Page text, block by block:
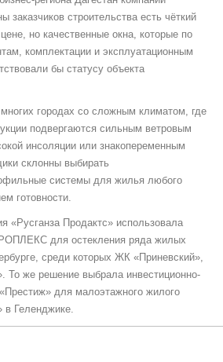
строительства есть чёткий
но качественные окна, которые по
комплектации и эксплуатационным
бы статусу объекта
городах со сложным климатом, где
подвергаются сильным ветровым
инсоляции или знакопеременным
склонны выбирать
системы для жилья любого
готовности.
«Русганза Продактс» использовала
для остекления ряда жилых
среди которых ЖК «Приневский»,
То же решение выбрала инвестиционно-
для малоэтажного жилого
в Геленджике.